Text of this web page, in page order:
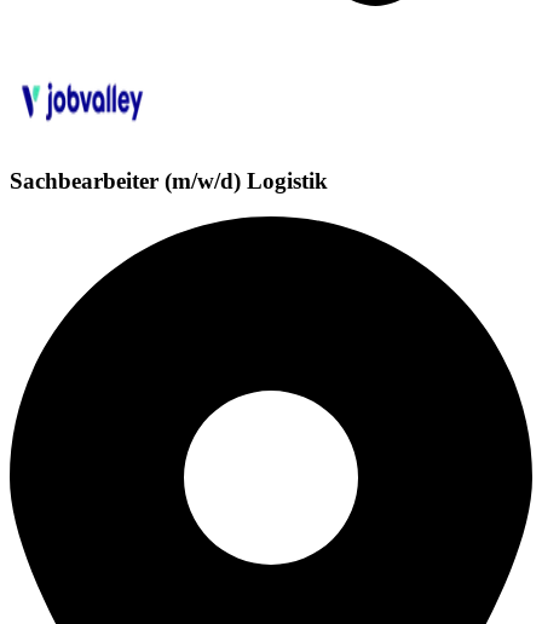
Sachbearbeiter (m/w/d) Logistik